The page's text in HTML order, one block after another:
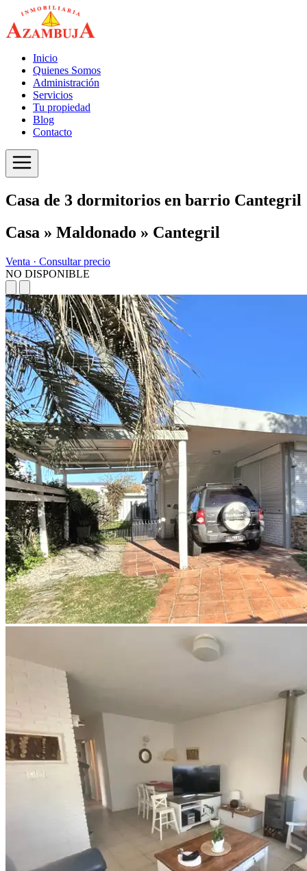
Inicio
Quienes Somos
Administración
Servicios
Tu propiedad
Blog
Contacto
Casa de 3 dormitorios en barrio Cantegril
Casa » Maldonado » Cantegril
Venta · Consultar precio
NO DISPONIBLE